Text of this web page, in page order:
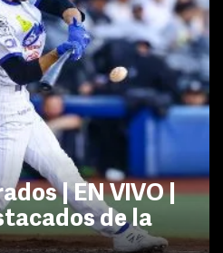
| EN VIVO |
de la